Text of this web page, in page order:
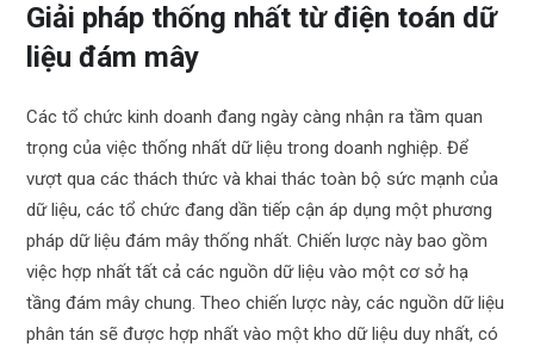
Giải pháp thống nhất từ điện toán dữ
liệu đám mây
Các tổ chức kinh doanh đang ngày càng nhận ra tầm quan
trọng của việc thống nhất dữ liệu trong doanh nghiệp. Để
vượt qua các thách thức và khai thác toàn bộ sức mạnh của
dữ liệu, các tổ chức đang dần tiếp cận áp dụng một phương
pháp dữ liệu đám mây thống nhất. Chiến lược này bao gồm
việc hợp nhất tất cả các nguồn dữ liệu vào một cơ sở hạ
tầng đám mây chung. Theo chiến lược này, các nguồn dữ liệu
phân tán sẽ được hợp nhất vào một kho dữ liệu duy nhất, có